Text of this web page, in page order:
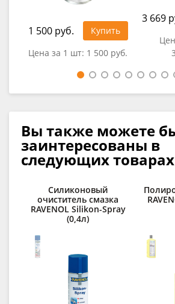
1 500 руб.
Купить
Цена за 1 шт: 1 500 руб.
3 669
Вы также можете
заинтересованы в
следующих товарах
Силиконовый
очиститель смазка
RAVENOL Silikon-Spray
(0,4л)